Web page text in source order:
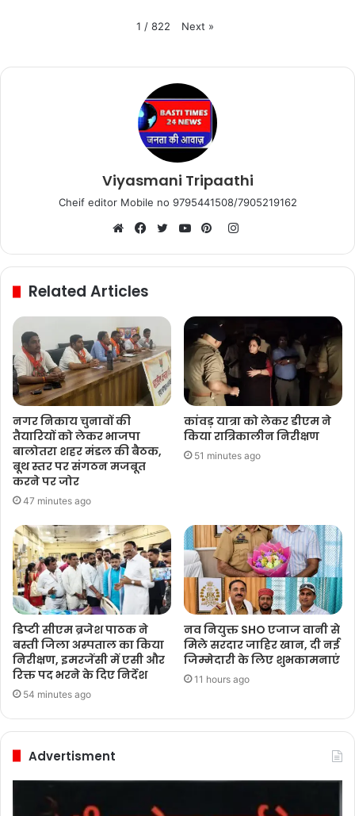
1 / 822 Next »
Viyasmani Tripaathi
Cheif editor Mobile no 9795441508/7905219162
Instagram
Related Articles
नगर निकाय चुनावों की
तैयारियों को लेकर भाजपा
बालोतरा शहर मंडल की बैठक,
बूथ स्तर पर संगठन मजबूत
करने पर जोर
47 minutes ago
कांवड़ यात्रा को लेकर डीएम ने
किया रात्रिकालीन निरीक्षण
51 minutes ago
डिप्टी सीएम ब्रजेश पाठक ने
बस्ती जिला अस्पताल का किया
निरीक्षण, इमरजेंसी में एसी और
रिक्त पद भरने के दिए निर्देश
54 minutes ago
नव नियुक्त SHO एजाज वानी से
मिले सरदार जाहिर खान, दी नई
जिम्मेदारी के लिए शुभकामनाएं
11 hours ago
Advertisment